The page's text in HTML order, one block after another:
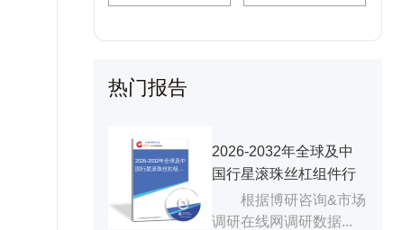
热门报告
2026-2032年全球及中
国行星滚珠丝杠组件
2026-2032年全球及中
国行星滚珠丝杠组件行
业研究及十五五规划分
根据博研咨询&市场
调研在线网调研数据...